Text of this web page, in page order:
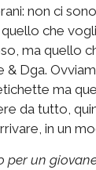
non ci
che
ma quello
Dga.
ma
da tutto,
in un
per un